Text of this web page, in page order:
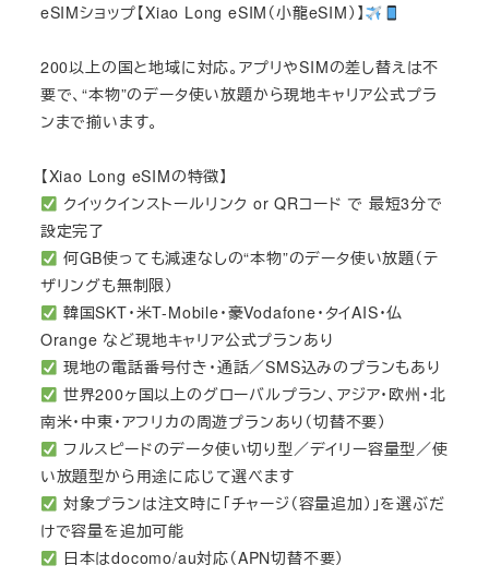
eSIMショップ【Xiao Long eSIM（小龍eSIM）】
200以上の国と地域に対応。アプリやSIMの差し替えは不
要で、“本物”のデータ使い放題から現地キャリア公式プラ
ンまで揃います。
【Xiao Long eSIMの特徴】
クイックインストールリンク or QRコード で 最短3分で
設定完了
何GB使っても減速なしの“本物”のデータ使い放題（テ
ザリングも無制限）
韓国SKT・米T-Mobile・豪Vodafone・タイAIS・仏
Orange など現地キャリア公式プランあり
現地の電話番号付き・通話／SMS込みのプランもあり
世界200ヶ国以上のグローバルプラン、アジア・欧州・北
南米・中東・アフリカの周遊プランあり（切替不要）
フルスピードのデータ使い切り型／デイリー容量型／使
い放題型から用途に応じて選べます
対象プランは注文時に「チャージ（容量追加）」を選ぶだ
けで容量を追加可能
日本はdocomo/au対応（APN切替不要）